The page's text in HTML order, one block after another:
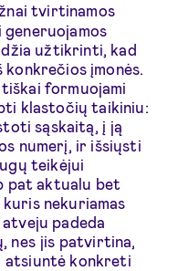
tvirtinamos
generuojamos
užtikrinti, kad
įmonės.
formuojami
klastočių taikiniu:
sąskaitą, į ją
numerį, ir išsiųsti
teikėjui
pat aktualu bet
nekuriamas
padeda
nes jis patvirtina,
atsiuntė konkreti